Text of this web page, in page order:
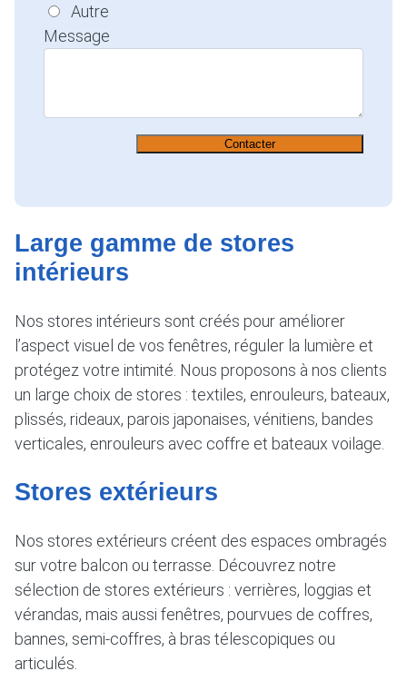
Autre
Message
Contacter
Large gamme de stores
intérieurs
Nos stores intérieurs sont créés pour améliorer
l’aspect visuel de vos fenêtres, réguler la lumière et
protégez votre intimité. Nous proposons à nos clients
un large choix de stores : textiles, enrouleurs, bateaux,
plissés, rideaux, parois japonaises, vénitiens, bandes
verticales, enrouleurs avec coffre et bateaux voilage.
Stores extérieurs
Nos stores extérieurs créent des espaces ombragés
sur votre balcon ou terrasse. Découvrez notre
sélection de stores extérieurs : verrières, loggias et
vérandas, mais aussi fenêtres, pourvues de coffres,
bannes, semi-coffres, à bras télescopiques ou
articulés.